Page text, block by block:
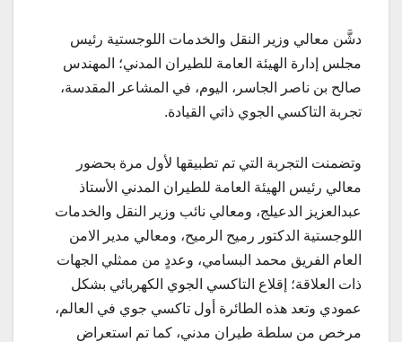
دشَّن معالي وزير النقل والخدمات اللوجستية رئيس
مجلس إدارة الهيئة العامة للطيران المدني؛ المهندس
صالح بن ناصر الجاسر، اليوم، في المشاعر المقدسة،
تجربة التاكسي الجوي ذاتي القيادة.
وتضمنت التجربة التي تم تطبيقها لأول مرة بحضور
معالي رئيس الهيئة العامة للطيران المدني الأستاذ
عبدالعزيز الدعيلج، ومعالي نائب وزير النقل والخدمات
اللوجستية الدكتور رميح الرميح، ومعالي مدير الامن
العام الفريق محمد البسامي، وعددٍ من ممثلي الجهات
ذات العلاقة؛ إقلاع التاكسي الجوي الكهربائي بشكل
عمودي وتعد هذه الطائرة أول تاكسي جوي في العالم،
مرخص من سلطة طيران مدني، كما تم استعراض